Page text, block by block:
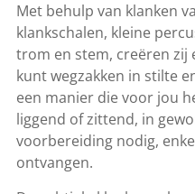
Met behulp van klanken
klankschalen, kleine
trom en stem, creëren zij
kunt wegzakken in stilte
een manier die voor jou
liggend of zittend, in
voorbereiding nodig,
ontvangen.